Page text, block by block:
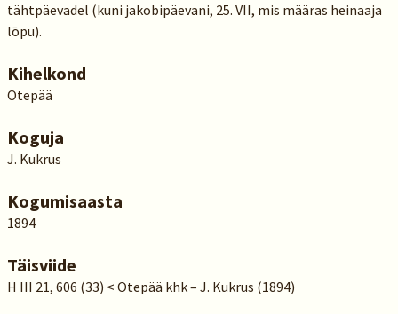
tähtpäevadel (kuni jakobipäevani, 25. VII, mis määras heinaaja
lõpu).
Kihelkond
Otepää
Koguja
J. Kukrus
Kogumisaasta
1894
Täisviide
H III 21, 606 (33) < Otepää khk – J. Kukrus (1894)